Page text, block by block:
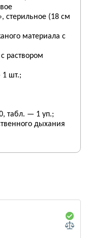
стерильное (18 см
материала с
раствором
1 шт.;
табл. — 1 уп.;
дыхания